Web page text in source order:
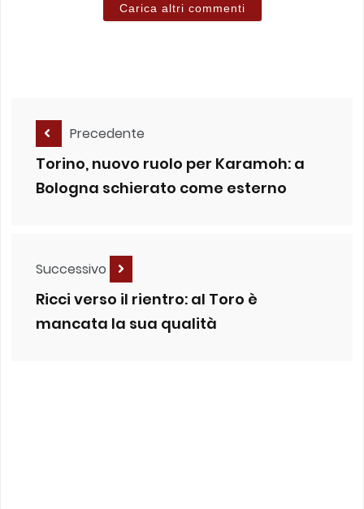
Carica altri commenti
Precedente
Torino, nuovo ruolo per Karamoh: a
Bologna schierato come esterno
Successivo
Ricci verso il rientro: al Toro è
mancata la sua qualità